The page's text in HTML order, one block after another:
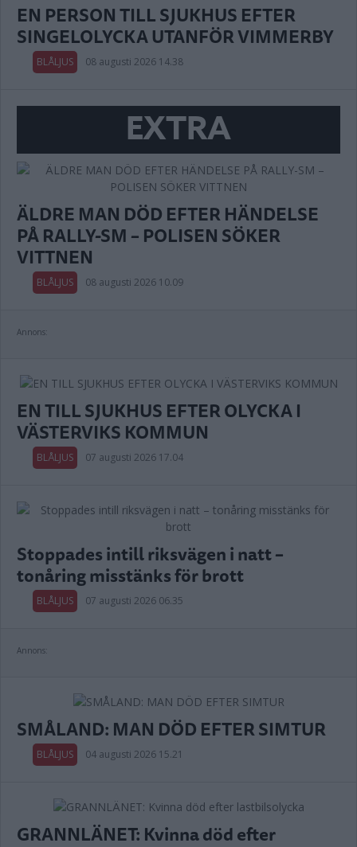
EN PERSON TILL SJUKHUS EFTER
SINGELOLYCKA UTANFÖR VIMMERBY
BLÅLJUS 08 augusti 2026 14.38
EXTRA
ÄLDRE MAN DÖD EFTER HÄNDELSE
PÅ RALLY-SM – POLISEN SÖKER
VITTNEN
BLÅLJUS 08 augusti 2026 10.09
Annons:
EN TILL SJUKHUS EFTER OLYCKA I
VÄSTERVIKS KOMMUN
BLÅLJUS 07 augusti 2026 17.04
Stoppades intill riksvägen i natt –
tonåring misstänks för brott
BLÅLJUS 07 augusti 2026 06.35
Annons:
SMÅLAND: MAN DÖD EFTER SIMTUR
BLÅLJUS 04 augusti 2026 15.21
GRANNLÄNET: Kvinna död efter